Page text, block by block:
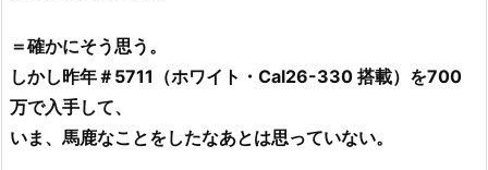
＝確かにそう思う。
しかし昨年＃5711（ホワイト・Cal26-330 搭載）を700
万で入手して、
いま、馬鹿なことをしたなあとは思っていない。